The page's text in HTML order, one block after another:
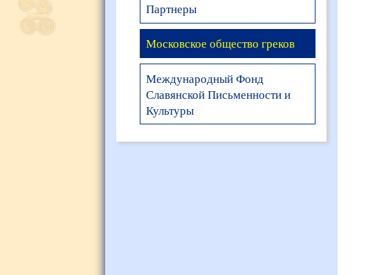
Партнеры
Московское общество греков
Международный Фонд
Славянской Письменности и
Культуры